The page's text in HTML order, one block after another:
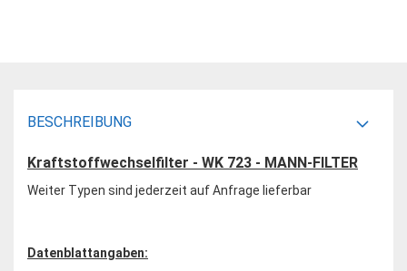
BESCHREIBUNG
Kraftstoffwechselfilter - WK 723 - MANN-FILTER
Weiter Typen sind jederzeit auf Anfrage lieferbar
Datenblattangaben: